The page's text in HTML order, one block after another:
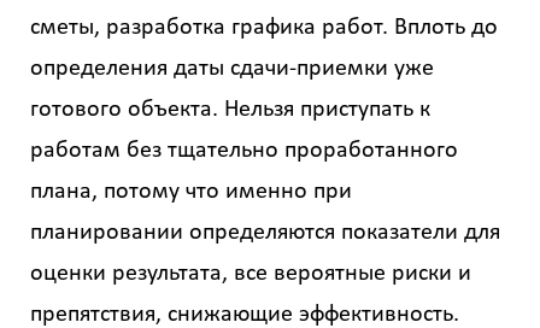
сметы, разработка графика работ. Вплоть до
определения даты сдачи-приемки уже
готового объекта. Нельзя приступать к
работам без тщательно проработанного
плана, потому что именно при
планировании определяются показатели для
оценки результата, все вероятные риски и
препятствия, снижающие эффективность.